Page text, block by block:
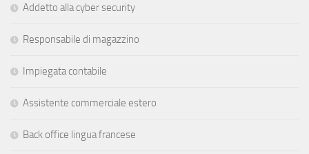
Addetto alla cyber security
Responsabile di magazzino
Impiegata contabile
Assistente commerciale estero
Back office lingua francese